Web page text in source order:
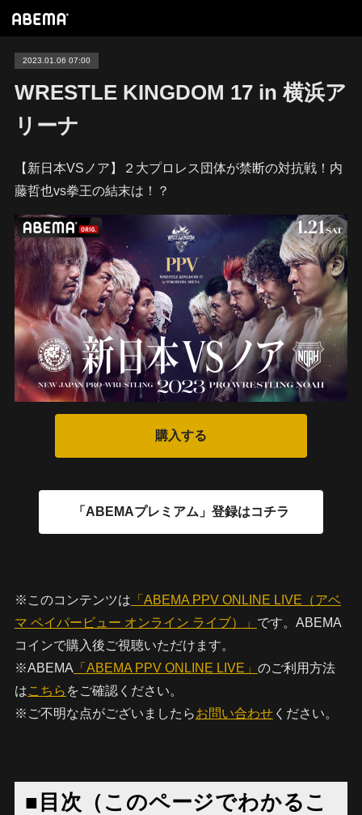
2023.01.06 07:00
WRESTLE KINGDOM 17 in 横浜ア
リーナ
【新日本VSノア】２大プロレス団体が禁断の対抗戦！内
藤哲也vs拳王の結末は！？
※このコンテンツは 「ABEMA PPV ONLINE LIVE（アベ
マ ペイパービュー オンライン ライブ）」 です。ABEMA
コインで購入後ご視聴いただけます。
※ABEMA 「ABEMA PPV ONLINE LIVE」 のご利用方法
はこちら をご確認ください。
※ご不明な点がございましたらお問い合わせください。
■目次（このページでわかるこ